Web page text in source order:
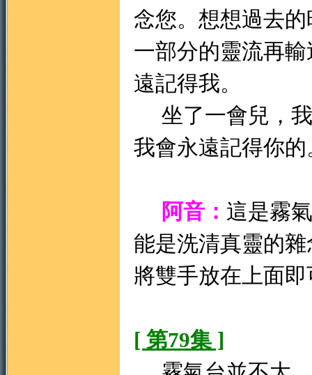
念您。想想過去
一部分的靈流再
遠記得我。
坐了一會兒，我
我會永遠記得你的
阿音： 這是霧
能是洗清真靈的
將雙手放在上面
[ 第79集 ]